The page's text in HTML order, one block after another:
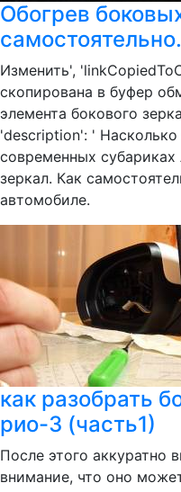
Обогрев
самостоятельно.
Изменить',
скопирована в буфер
элемента бокового
'description': '
современных
зеркал. Как
автомобиле.
как разобрать
рио-3 (часть1)
После этого аккуратно
внимание, что оно